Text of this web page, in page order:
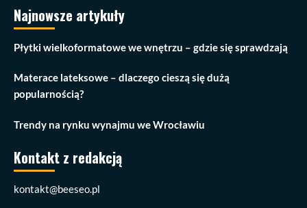
Najnowsze artykuły
Płytki wielkoformatowe we wnętrzu – gdzie się sprawdzają
Materace lateksowe – dlaczego cieszą się dużą
popularnością?
Trendy na rynku wynajmu we Wrocławiu
Kontakt z redakcją
kontakt@beeseo.pl